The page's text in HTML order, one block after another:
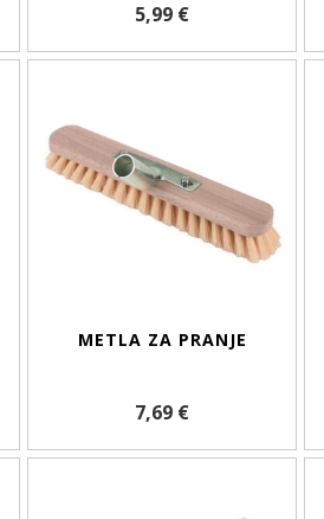
5,99 €
METLA ZA PRANJE
7,69 €